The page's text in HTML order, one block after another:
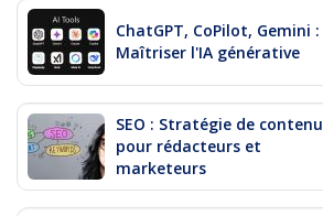
ChatGPT, CoPilot, Gemini :
Maîtriser l'IA générative
SEO : Stratégie de contenu
pour rédacteurs et
marketeurs